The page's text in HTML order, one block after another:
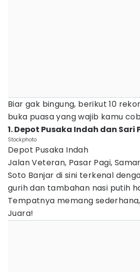
Biar gak bingung, berikut 10
buka puasa yang wajib kamu
1. Depot Pusaka Indah dan Sari
Stockphoto
Depot Pusaka Indah
Jalan Veteran, Pasar Pagi,
Soto Banjar di sini terkenal
gurih dan tambahan nasi putih
Tempatnya memang
Juara!